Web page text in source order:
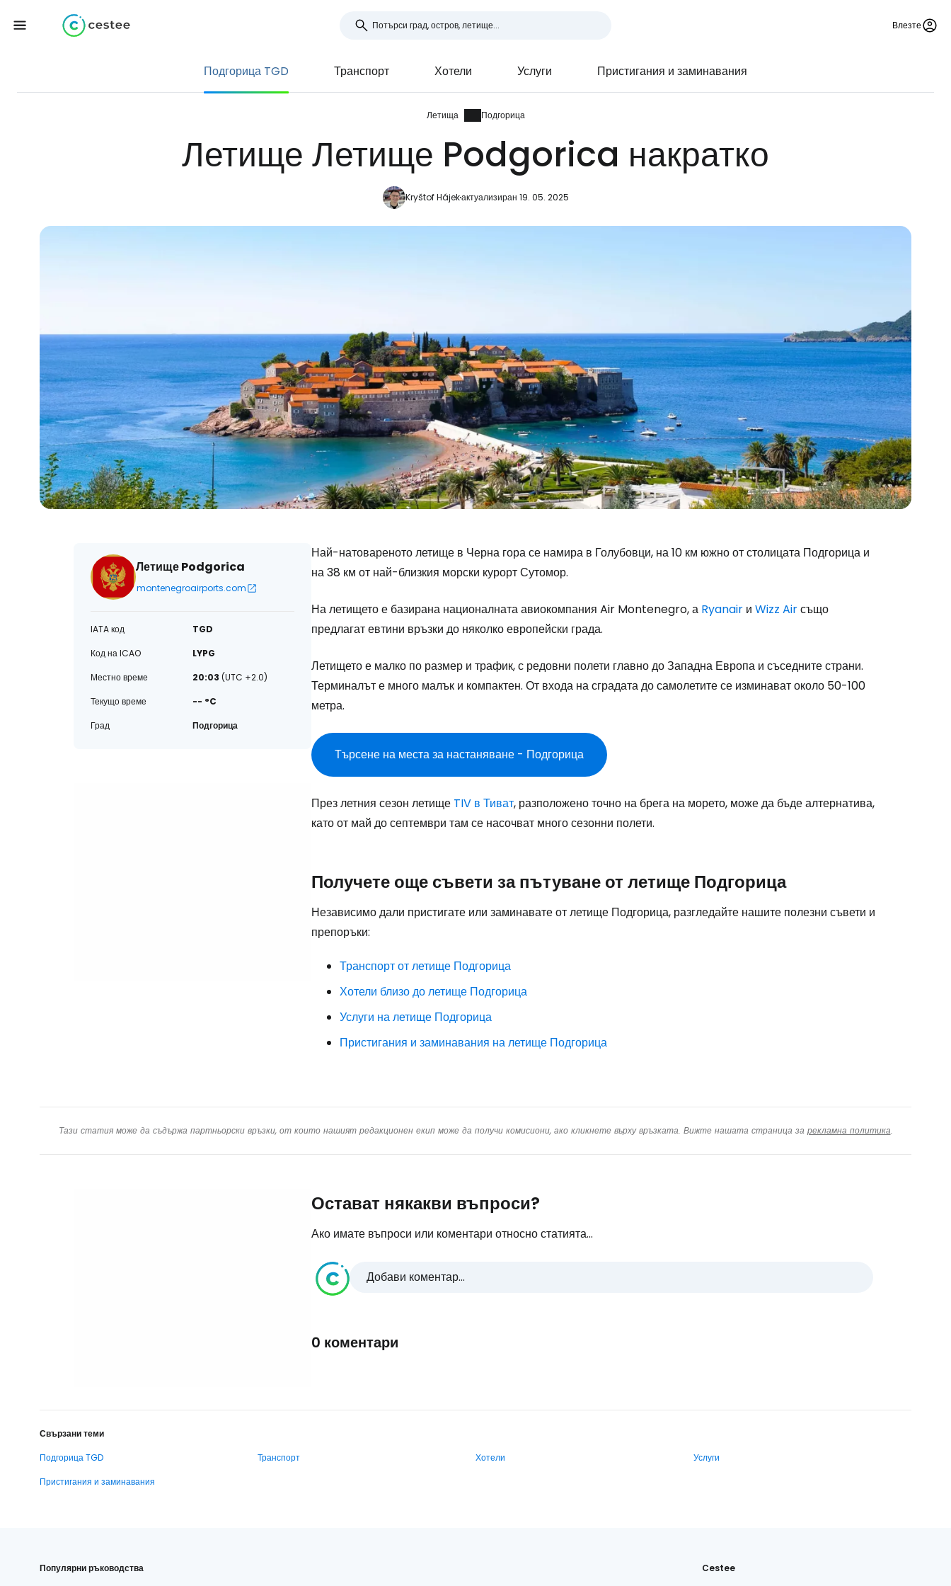
Влезте
Подгорица TGD Транспорт Хотели Услуги Пристигания и заминавания
Летища Подгорица
Летище Летище Podgorica накратко
Kryštof Hájekактуализиран 19. 05. 2025
Летище Podgorica
montenegroairports.com
IATA код
TGD
Код на ICAO
LYPG
Местно време
20:03 (UTC +2.0)
Текущо време
-- °C
Град
Подгорица
Най-натовареното летище в Черна гора се намира в Голубовци, на 10 км южно от столицата Подгорица и
на 38 км от най-близкия морски курорт Сутомор.
На летището е базирана националната авиокомпания Air Montenegro, а Ryanair и Wizz Airсъщо
предлагат евтини връзки до няколко европейски града.
Летището е малко по размер и трафик, с редовни полети главно до Западна Европа и съседните страни.
Терминалът е много малък и компактен. От входа на сградата до самолетите се изминават около 50-100
метра.
Търсене на места за настаняване - Подгорица
През летния сезон летище TIV в Тиват, разположено точно на брега на морето, може да бъде алтернатива,
като от май до септември там се насочват много сезонни полети.
Получете още съвети за пътуване от летище Подгорица
Независимо дали пристигате или заминавате от летище Подгорица, разгледайте нашите полезни съвети и
препоръки:
Транспорт от летище Подгорица
Хотели близо до летище Подгорица
Услуги на летище Подгорица
Пристигания и заминавания на летище Подгорица
Тази статия може да съдържа партньорски връзки, от които нашият редакционен екип може да получи комисиони, ако кликнете върху връзката. Вижте нашата страница за рекламна политика.
Остават някакви въпроси?
Ако имате въпроси или коментари относно статията...
Добави коментар...
0 коментари
Свързани теми
Подгорица TGD
Транспорт Хотели
Услуги
Пристигания и заминавания
Популярни ръководства Cestee
Влезте в Cestee
Продължете с Facebook